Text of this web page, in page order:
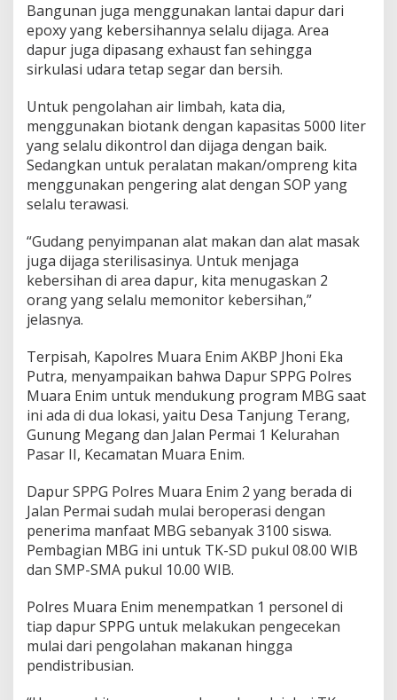
Bangunan juga menggunakan lantai dapur dari
epoxy yang kebersihannya selalu dijaga. Area
dapur juga dipasang exhaust fan sehingga
sirkulasi udara tetap segar dan bersih.
Untuk pengolahan air limbah, kata dia,
menggunakan biotank dengan kapasitas 5000 liter
yang selalu dikontrol dan dijaga dengan baik.
Sedangkan untuk peralatan makan/ompreng kita
menggunakan pengering alat dengan SOP yang
selalu terawasi.
“Gudang penyimpanan alat makan dan alat masak
juga dijaga sterilisasinya. Untuk menjaga
kebersihan di area dapur, kita menugaskan 2
orang yang selalu memonitor kebersihan,”
jelasnya.
Terpisah, Kapolres Muara Enim AKBP Jhoni Eka
Putra, menyampaikan bahwa Dapur SPPG Polres
Muara Enim untuk mendukung program MBG saat
ini ada di dua lokasi, yaitu Desa Tanjung Terang,
Gunung Megang dan Jalan Permai 1 Kelurahan
Pasar II, Kecamatan Muara Enim.
Dapur SPPG Polres Muara Enim 2 yang berada di
Jalan Permai sudah mulai beroperasi dengan
penerima manfaat MBG sebanyak 3100 siswa.
Pembagian MBG ini untuk TK-SD pukul 08.00 WIB
dan SMP-SMA pukul 10.00 WIB.
Polres Muara Enim menempatkan 1 personel di
tiap dapur SPPG untuk melakukan pengecekan
mulai dari pengolahan makanan hingga
pendistribusian.